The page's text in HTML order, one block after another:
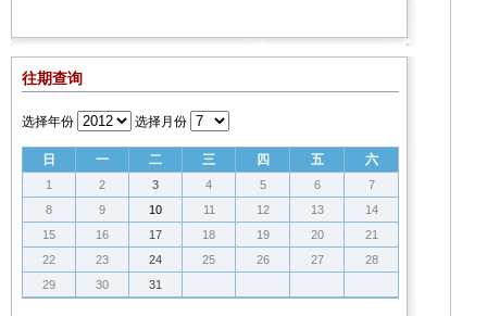
往期查询
选择年份 选择月份
日 一 二 三 四 五 六
1 2 3 4 5 6
7
8
9 10 11 12 13
14
15
16 17 18 19 20
21
22
23 24 25 26 27
28
29
30 31